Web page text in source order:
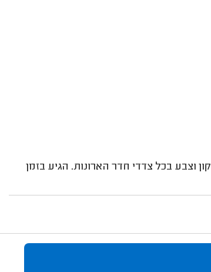
וצבע בכל צדדי חדר הארונות. הגיע בזמן